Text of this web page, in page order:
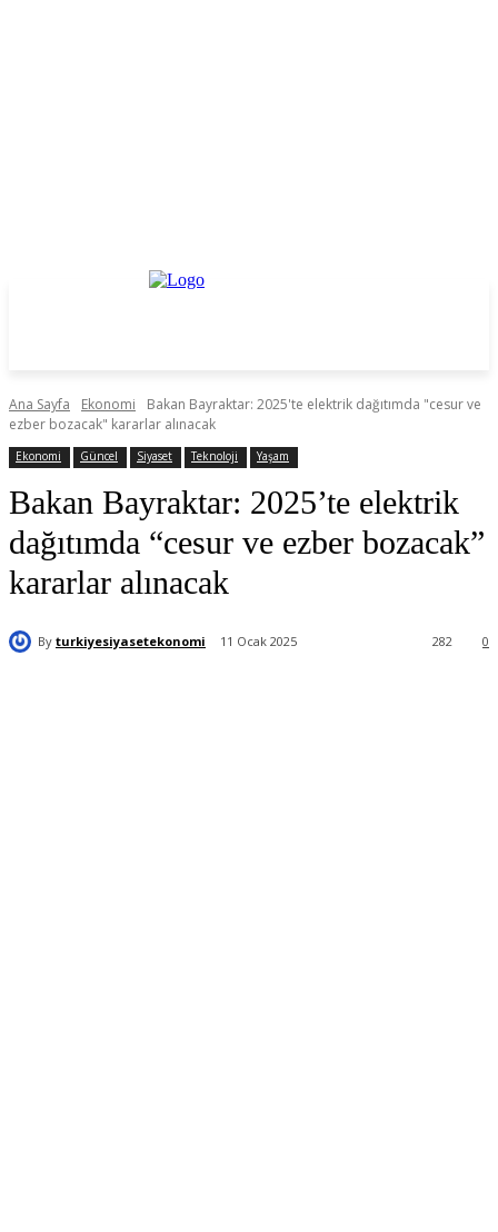
Ana Sayfa Ekonomi
Bakan Bayraktar: 2025'te elektrik dağıtımda "cesur ve
ezber bozacak" kararlar alınacak
Ekonomi Güncel Siyaset Teknoloji Yaşam
Bakan Bayraktar: 2025’te elektrik
dağıtımda “cesur ve ezber bozacak”
kararlar alınacak
By turkiyesiyasetekonomi 11 Ocak 2025 0
282